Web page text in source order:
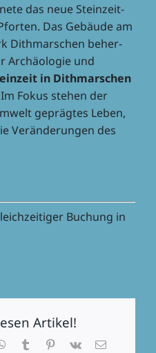
das neue Stein­zeit­
Das Gebäude am
Dith­mar­schen beher­
Archäo­lo­gie und
in Dith­mar­schen
Fokus stehen der
gepräg­tes Leben,
Verän­de­run­gen des
Buchung in
Artikel!
WhatsApp
TumblrPinterest
Vk
E-